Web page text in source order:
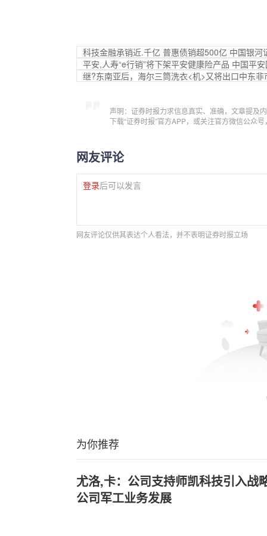
科技金融承销近.千亿 普惠债销超500亿 中国银河
平安,人寿“e行销”将下架平安健康险产品 中国平
继?东南亚后，海尔三筒洗衣<机>又将出口中东非
声明：证券时报力求信息真实、准确，文章提及
下载“证券时报”官方APP，或关注官方微信公众
网友评论
登录后可以发言
网友评论仅供其表达个人看法，并不表明证券时报立场
为你推荐
尤洛,卡：公司支持师凯科技引入战
公司军工业务发展